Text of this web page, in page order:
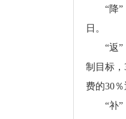
“降
日。
“返
制目标
费的30
“补